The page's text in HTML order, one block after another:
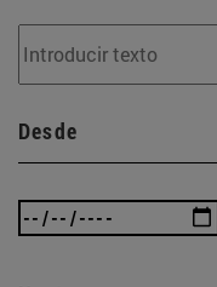
Desde